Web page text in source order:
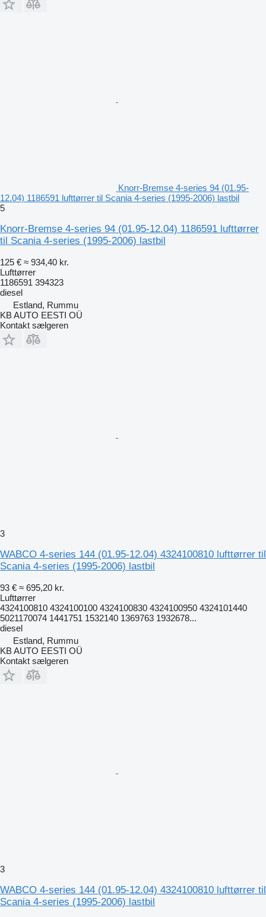
Knorr-Bremse 4-series 94 (01.95-
12.04) 1186591 lufttørrer til Scania 4-series (1995-2006) lastbil
5
Knorr-Bremse 4-series 94 (01.95-12.04) 1186591 lufttørrer
til Scania 4-series (1995-2006) lastbil
125 € ≈ 934,40 kr.
Lufttørrer
1186591 394323
diesel
Estland, Rummu
KB AUTO EESTI OÜ
Kontakt sælgeren
3
WABCO 4-series 144 (01.95-12.04) 4324100810 lufttørrer til
Scania 4-series (1995-2006) lastbil
93 € ≈ 695,20 kr.
Lufttørrer
4324100810 4324100100 4324100830 4324100950 4324101440
5021170074 1441751 1532140 1369763 1932678...
diesel
Estland, Rummu
KB AUTO EESTI OÜ
Kontakt sælgeren
3
WABCO 4-series 144 (01.95-12.04) 4324100810 lufttørrer til
Scania 4-series (1995-2006) lastbil